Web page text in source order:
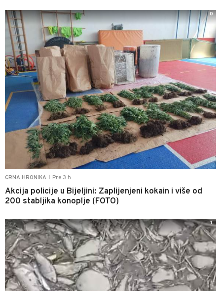
CRNA HRONIKA Pre 3 h
Akcija policije u Bijeljini: Zaplijenjeni kokain i više od
200 stabljika konoplje (FOTO)
0
1